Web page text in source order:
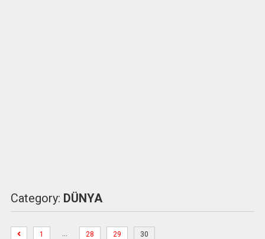
Category: DÜNYA
1 … 28 29 30